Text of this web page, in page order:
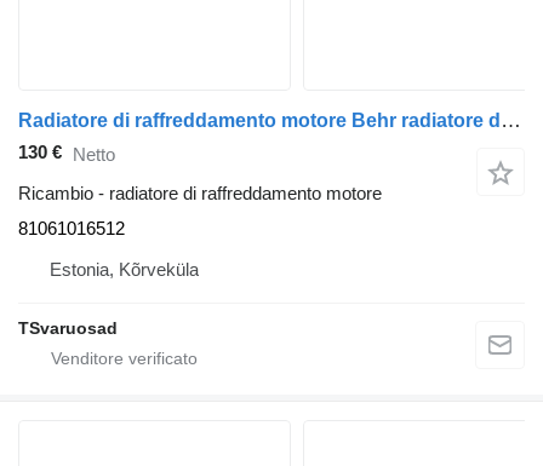
Radiatore di raffreddamento motore Behr radiatore di raffreddamento 81061016512 per camion MAN TGA 26.430
130 € Netto
Ricambio - radiatore di raffreddamento motore
81061016512
Estonia, Kõrveküla
TSvaruosad